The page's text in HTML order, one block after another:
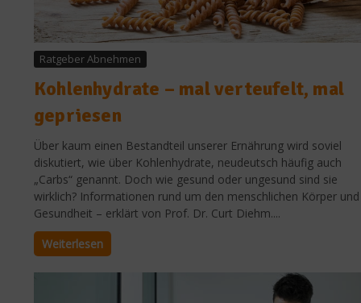
Ratgeber Abnehmen
Kohlenhydrate – mal verteufelt, mal
gepriesen
Über kaum einen Bestandteil unserer Ernährung wird soviel
diskutiert, wie über Kohlenhydrate, neudeutsch häufig auch
„Carbs“ genannt. Doch wie gesund oder ungesund sind sie
wirklich? Informationen rund um den menschlichen Körper und
Gesundheit – erklärt von Prof. Dr. Curt Diehm....
Weiterlesen